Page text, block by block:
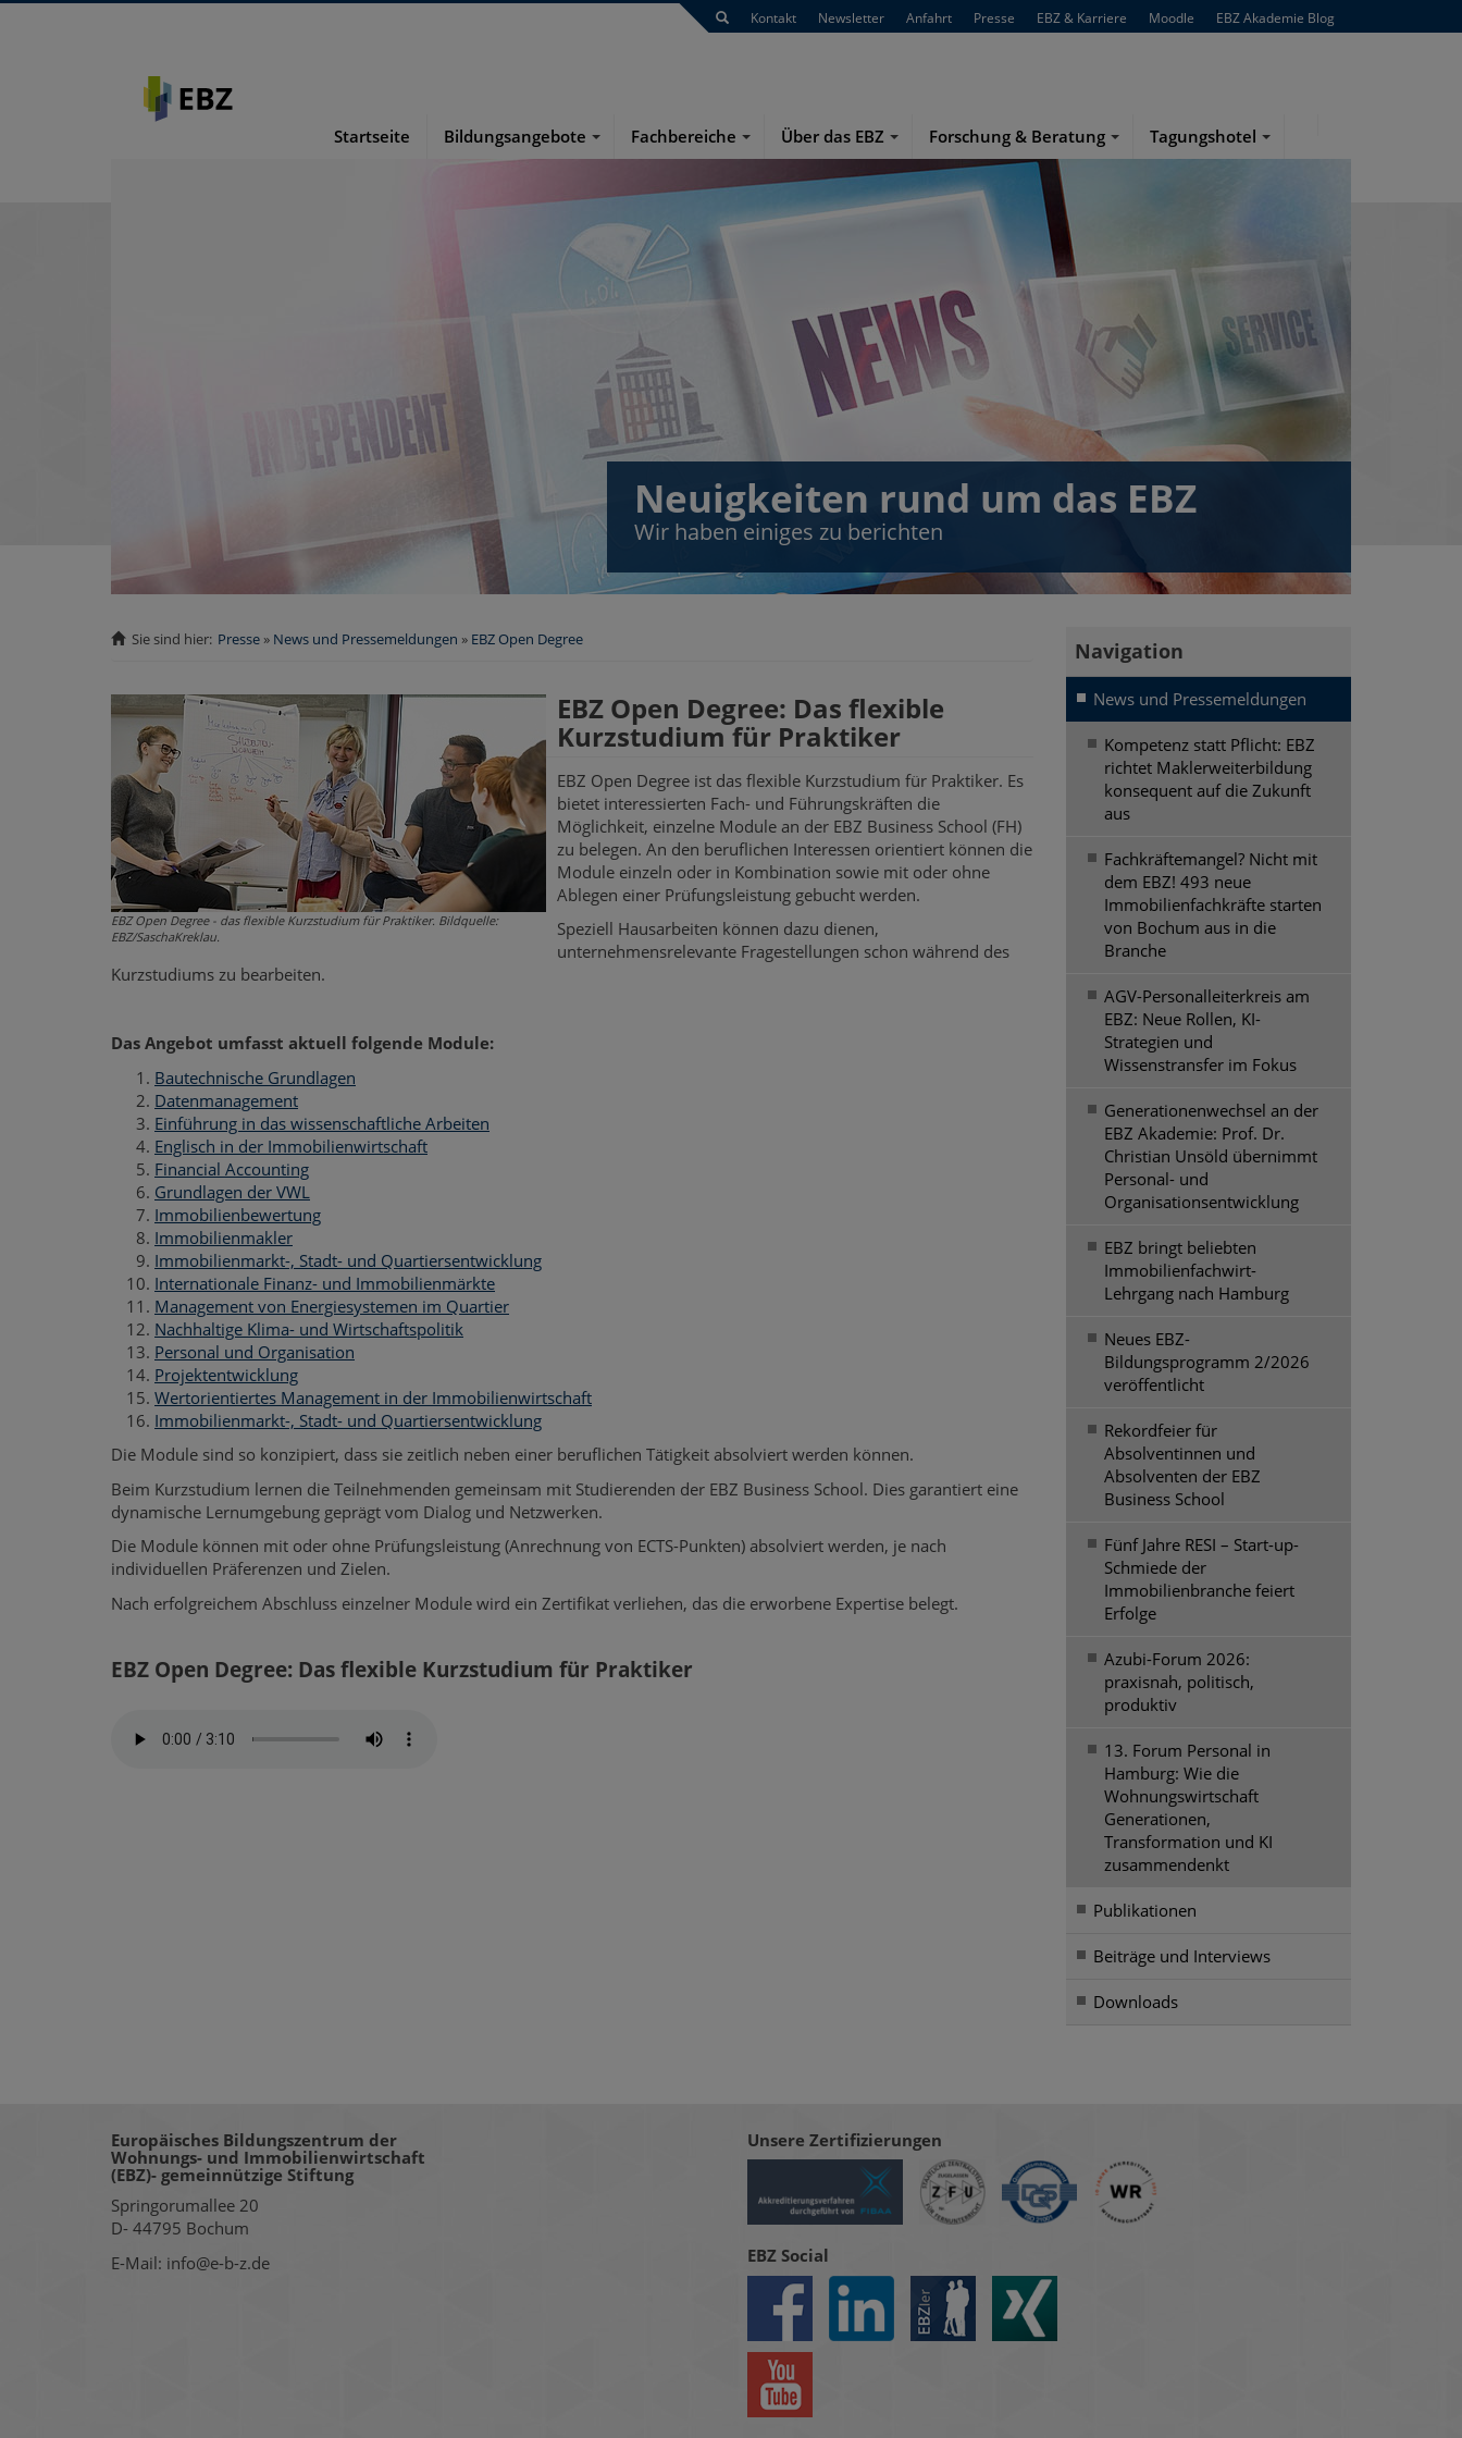
Startseite Bildungsangebote Fachbereiche Über das EBZ Forschung & Beratung Tagungshotel
Kontakt Newsletter Anfahrt Presse EBZ & Karriere Moodle EBZ Akademie Blog
Neuigkeiten rund um das EBZ
Wir haben einiges zu berichten
Sie sind hier: Presse News und Pressemeldungen EBZ Open Degree
EBZ Open Degree - das flexible Kurzstudium für Praktiker. Bildquelle:
EBZ/SaschaKreklau.
EBZ Open Degree: Das flexible
Kurzstudium für Praktiker
EBZ Open Degree ist das flexible Kurzstudium für Praktiker. Es
bietet interessierten Fach- und Führungskräften die
Möglichkeit, einzelne Module an der EBZ Business School (FH)
zu belegen. An den beruflichen Interessen orientiert können die
Module einzeln oder in Kombination sowie mit oder ohne
Ablegen einer Prüfungsleistung gebucht werden.
Speziell Hausarbeiten können dazu dienen,
unternehmensrelevante Fragestellungen schon während des
Kurzstudiums zu bearbeiten.
Das Angebot umfasst aktuell folgende Module:
Bautechnische Grundlagen
Datenmanagement
Einführung in das wissenschaftliche Arbeiten
Englisch in der Immobilienwirtschaft
Financial Accounting
Grundlagen der VWL
Immobilienbewertung
Immobilienmakler
Immobilienmarkt-, Stadt- und Quartiersentwicklung
Internationale Finanz- und Immobilienmärkte
Management von Energiesystemen im Quartier
Nachhaltige Klima- und Wirtschaftspolitik
Personal und Organisation
Projektentwicklung
Wertorientiertes Management in der Immobilienwirtschaft
Immobilienmarkt-, Stadt- und Quartiersentwicklung
Die Module sind so konzipiert, dass sie zeitlich neben einer beruflichen Tätigkeit absolviert werden können.
Beim Kurzstudium lernen die Teilnehmenden gemeinsam mit Studierenden der EBZ Business School. Dies garantiert eine
dynamische Lernumgebung geprägt vom Dialog und Netzwerken.
Die Module können mit oder ohne Prüfungsleistung (Anrechnung von ECTS-Punkten) absolviert werden, je nach
individuellen Präferenzen und Zielen.
Nach erfolgreichem Abschluss einzelner Module wird ein Zertifikat verliehen, das die erworbene Expertise belegt.
EBZ Open Degree: Das flexible Kurzstudium für Praktiker
News und Pressemeldungen
Kompetenz statt Pflicht: EBZ
richtet Maklerweiterbildung
konsequent auf die Zukunft
aus
Fachkräftemangel? Nicht mit
dem EBZ! 493 neue
Immobilienfachkräfte starten
von Bochum aus in die
Branche
AGV-Personalleiterkreis am
EBZ: Neue Rollen, KI-
Strategien und
Wissenstransfer im Fokus
Generationenwechsel an der
EBZ Akademie: Prof. Dr.
Christian Unsöld übernimmt
Personal- und
Organisationsentwicklung
EBZ bringt beliebten
Immobilienfachwirt-
Lehrgang nach Hamburg
Neues EBZ-
Bildungsprogramm 2/2026
veröffentlicht
Rekordfeier für
Absolventinnen und
Absolventen der EBZ
Business School
Fünf Jahre RESI – Start-up-
Schmiede der
Immobilienbranche feiert
Erfolge
Azubi-Forum 2026:
praxisnah, politisch,
produktiv
13. Forum Personal in
Hamburg: Wie die
Wohnungswirtschaft
Generationen,
Transformation und KI
zusammendenkt
Publikationen
Beiträge und Interviews
Downloads
Europäisches Bildungszentrum der
Wohnungs- und Immobilienwirtschaft
(EBZ)- gemeinnützige Stiftung
Springorumallee 20
D- 44795 Bochum
E-Mail: info@e-b-z.de
Unsere Zertifizierungen
EBZ Social